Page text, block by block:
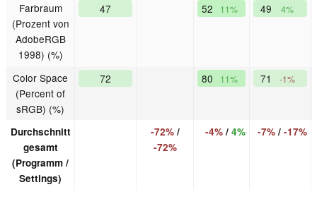
Farbraum
(Prozent von
AdobeRGB
1998) (%)
47 52 11% 49 4%
Color Space
(Percent of
sRGB) (%)
72 80 11% 71 -1%
Durchschnitt
gesamt
(Programm /
Settings)
-72%/
-72%
-4%/ 4% -7%/ -17%